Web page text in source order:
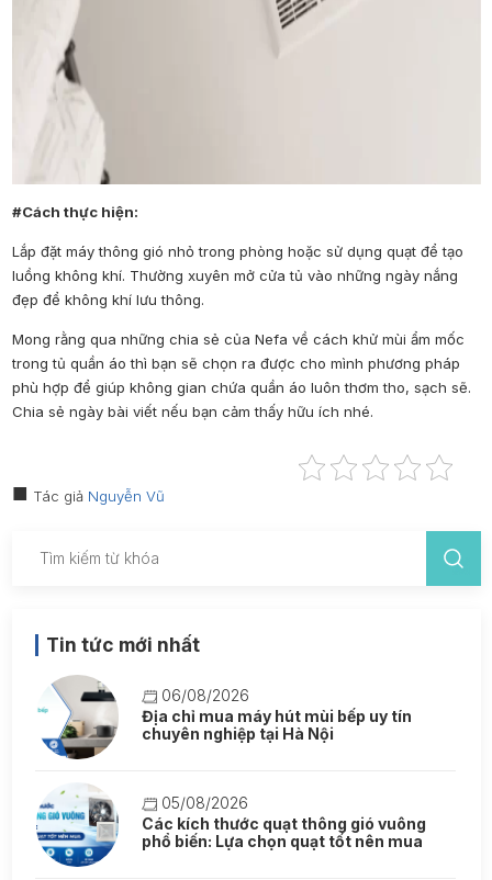
#Cách thực hiện:
Lắp đặt máy thông gió nhỏ trong phòng hoặc sử dụng quạt để tạo
luồng không khí. Thường xuyên mở cửa tủ vào những ngày nắng
đẹp để không khí lưu thông.
Mong rằng qua những chia sẻ của Nefa về cách khử mùi ẩm mốc
trong tủ quần áo thì bạn sẽ chọn ra được cho mình phương pháp
phù hợp để giúp không gian chứa quần áo luôn thơm tho, sạch sẽ.
Chia sẻ ngày bài viết nếu bạn cảm thấy hữu ích nhé.
Tác giả Nguyễn Vũ
Tin tức mới nhất
06/08/2026
Địa chỉ mua máy hút mùi bếp uy tín
chuyên nghiệp tại Hà Nội
05/08/2026
Các kích thước quạt thông gió vuông
phổ biến: Lựa chọn quạt tốt nên mua